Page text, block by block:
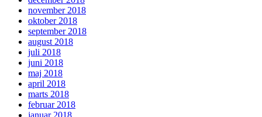
november 2018
oktober 2018
september 2018
august 2018
juli 2018
juni 2018
maj 2018
april 2018
marts 2018
februar 2018